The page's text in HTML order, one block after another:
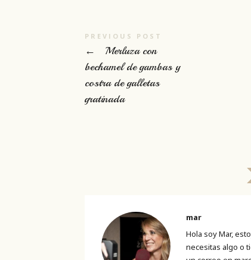
PREVIOUS POST
←
Merluza con
bechamel de gambas y
costra de galletas
gratinada
mar
Hola soy Mar,
necesitas algo o